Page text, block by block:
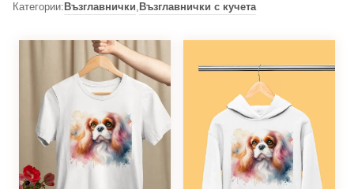
Категории: Възглавнички, Възглавнички с кучета